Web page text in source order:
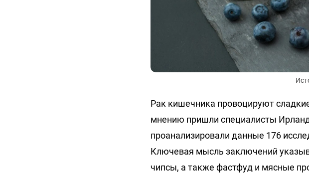
Рак кишечника провоцируют
мнению пришли специалисты
проанализировали данные 176
Ключевая мысль заключений
чипсы, а также фастфуд и мясные